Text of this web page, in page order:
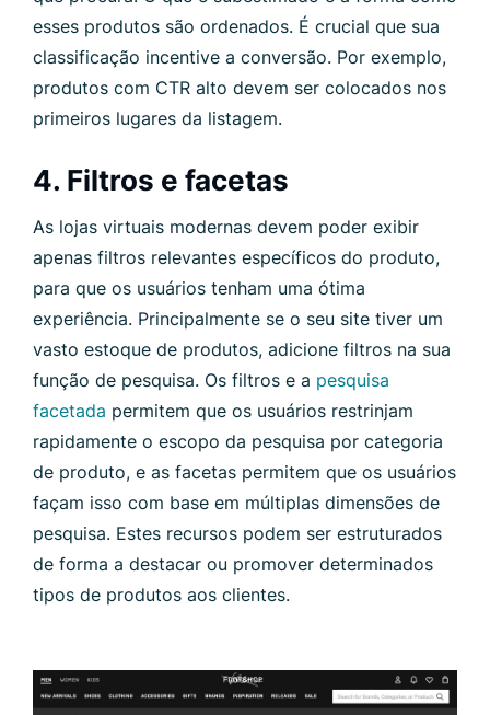
esses produtos são ordenados. É crucial que sua
classificação incentive a conversão. Por exemplo,
produtos com CTR alto devem ser colocados nos
primeiros lugares da listagem.
4. Filtros e facetas
As lojas virtuais modernas devem poder exibir
apenas filtros relevantes específicos do produto,
para que os usuários tenham uma ótima
experiência. Principalmente se o seu site tiver um
vasto estoque de produtos, adicione filtros na sua
função de pesquisa. Os filtros e a pesquisa
facetada permitem que os usuários restrinjam
rapidamente o escopo da pesquisa por categoria
de produto, e as facetas permitem que os usuários
façam isso com base em múltiplas dimensões de
pesquisa. Estes recursos podem ser estruturados
de forma a destacar ou promover determinados
tipos de produtos aos clientes.